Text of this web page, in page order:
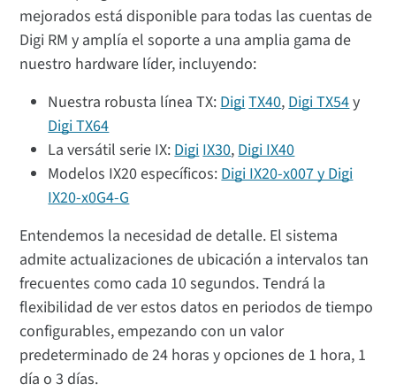
mejorados está disponible para todas las cuentas de
Digi RM y amplía el soporte a una amplia gama de
nuestro hardware líder, incluyendo:
Nuestra robusta línea TX:DigiTX40,Digi TX54y
Digi TX64
La versátil serie IX:DigiIX30,Digi IX40
Modelos IX20 específicos:Digi IX20-x007 y Digi
IX20-x0G4-G
Entendemos la necesidad de detalle. El sistema
admite actualizaciones de ubicación a intervalos tan
frecuentes como cada 10 segundos. Tendrá la
flexibilidad de ver estos datos en periodos de tiempo
configurables, empezando con un valor
predeterminado de 24 horas y opciones de 1 hora, 1
día o 3 días.